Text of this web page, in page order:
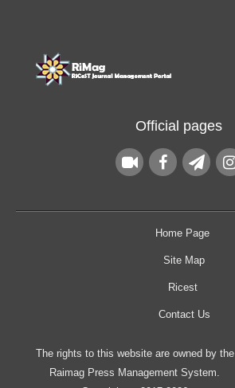
Official pages
Home Page
Site Map
Ricest
Contact Us
The rights to this website are owned by the
Raimag Press Management System.